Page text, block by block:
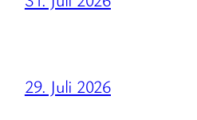
29. Juli 2026